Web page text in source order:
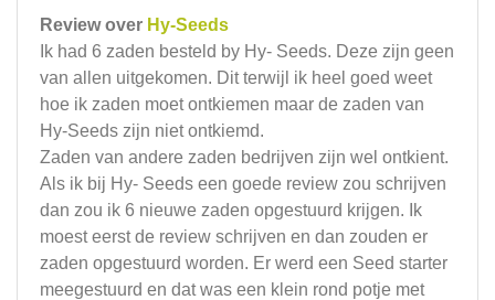
Review over Hy-Seeds
Ik had 6 zaden besteld by Hy- Seeds. Deze zijn geen
van allen uitgekomen. Dit terwijl ik heel goed weet
hoe ik zaden moet ontkiemen maar de zaden van
Hy-Seeds zijn niet ontkiemd.
Zaden van andere zaden bedrijven zijn wel ontkient.
Als ik bij Hy- Seeds een goede review zou schrijven
dan zou ik 6 nieuwe zaden opgestuurd krijgen. Ik
moest eerst de review schrijven en dan zouden er
zaden opgestuurd worden. Er werd een Seed starter
meegestuurd en dat was een klein rond potje met